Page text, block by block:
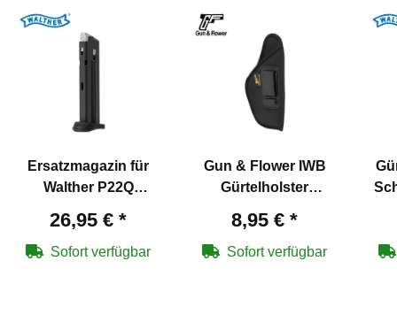
Ersatzmagazin für
Walther P22Q
Pistole 9 mm P.A.K.
26,95 € *
Sofort verfügbar
Gun & Flower IWB
Gürtelholster
Größe M
8,95 € *
Sofort verfügbar